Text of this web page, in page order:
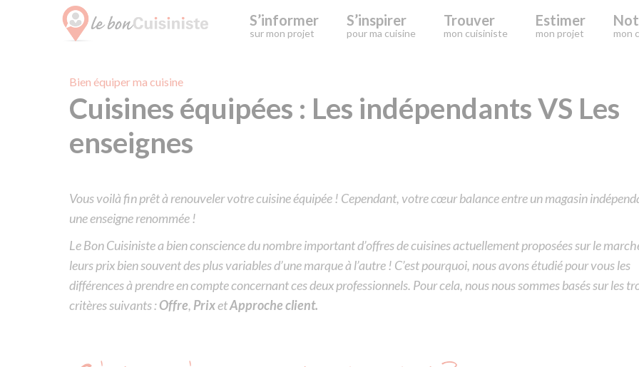
S’informer
sur mon projet
S’inspirer
pour ma cuisine
Trouver
mon cuisiniste
Estimer
mon projet mon
Bien équiper ma cuisine
Cuisines équipées : Les indépendants VS Les
enseignes
Vous voilà fin prêt à renouveler votre cuisine équipée ! Cependant, votre cœur balance entre un magasin
une enseigne renommée !
Le Bon Cuisiniste a bien conscience du nombre important d’offres de cuisines actuellement proposées sur le
leurs prix bien souvent des plus variables d’une marque à l’autre ! C’est pourquoi, nous avons étudié pour vous les
différences à prendre en compte concernant ces deux professionnels. Pour cela, nous nous sommes basés sur les
critères suivants :Offre, PrixetApproche client.